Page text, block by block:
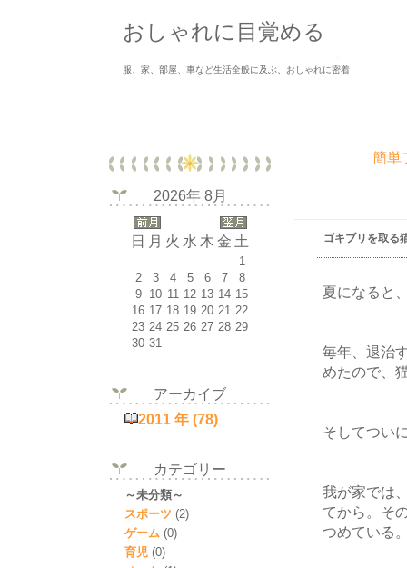
おしゃれに目覚める
服、家、部屋、車など生活全般に及ぶ、おしゃれに密着
2026年 8月
日 月 火 水 木 金 土
1
2
3 4 5 6 7
8
9
10 11 12 13 14 15
16 17 18 19 20 21 22
23 24 25 26 27 28 29
30 31
アーカイブ
2011 年 (78)
カテゴリー
～未分類～
スポーツ (2)
ゲーム (0)
育児 (0)
簡単
ゴキブリを取る
夏になると
毎年、退治
めたので、
そしてつい
我が家では
てから。そ
つめている